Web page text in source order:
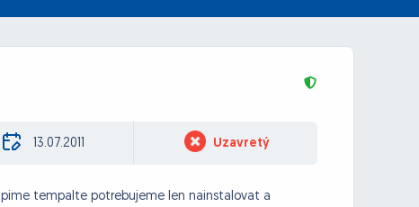
13.07.2011 Uzavretý
tempalte potrebujeme len nainstalovat a